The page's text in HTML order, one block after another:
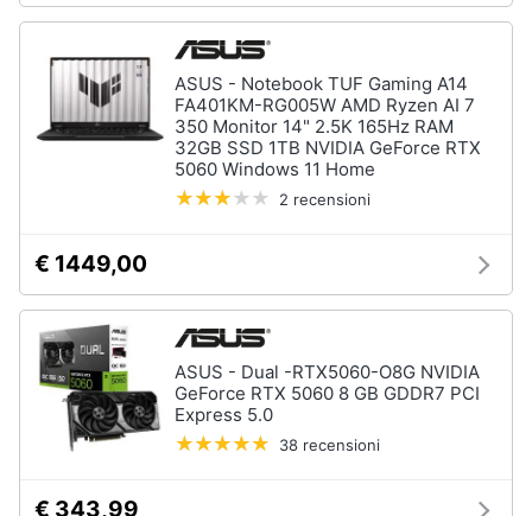
ASUS - Notebook TUF Gaming A14
FA401KM-RG005W AMD Ryzen AI 7
350 Monitor 14" 2.5K 165Hz RAM
32GB SSD 1TB NVIDIA GeForce RTX
5060 Windows 11 Home
2 recensioni
€ 1449,00
ASUS - Dual -RTX5060-O8G NVIDIA
GeForce RTX 5060 8 GB GDDR7 PCI
Express 5.0
38 recensioni
€ 343,99